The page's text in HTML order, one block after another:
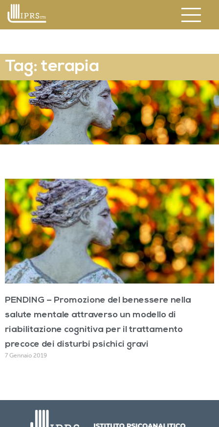
Tag: terapia
PENDING – Promozione del benessere nella
salute mentale attraverso un modello di
riabilitazione cognitiva per il trattamento
precoce dei disturbi psichici gravi
7 Gennaio 2019